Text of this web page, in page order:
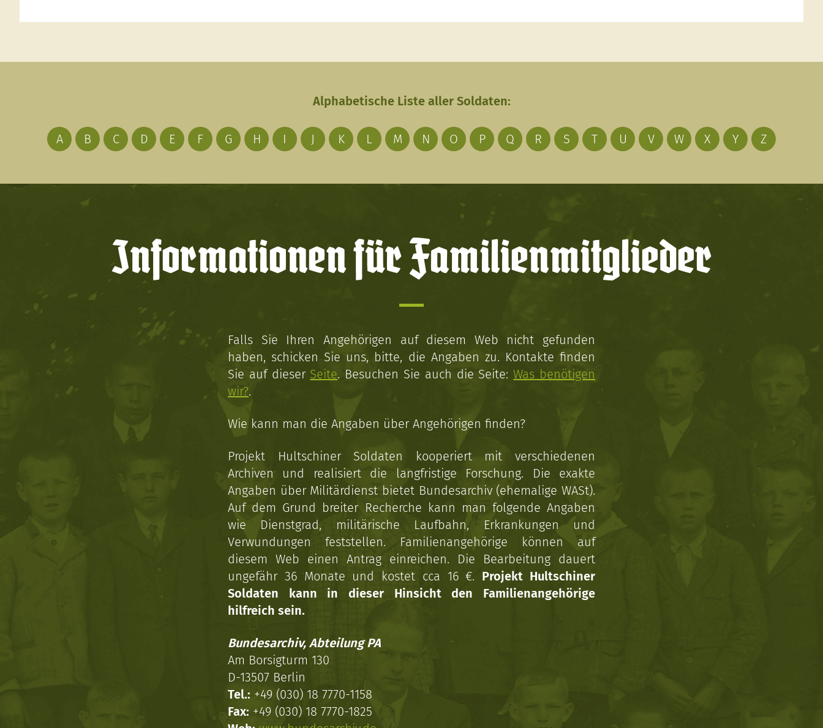
Alphabetische Liste aller Soldaten:
A B C D E F G H I J K L M N O P Q R S T U V W X Y Z
Informationen für Familienmitglieder
Falls Sie Ihren Angehörigen auf diesem Web nicht gefunden
haben, schicken Sie uns, bitte, die Angaben zu. Kontakte finden
Sie auf dieser Seite. Besuchen Sie auch die Seite:Was benötigen
wir?.
Wie kann man die Angaben über Angehörigen finden?
Projekt Hultschiner Soldaten kooperiert mit verschiedenen
Archiven und realisiert die langfristige Forschung. Die exakte
Angaben über Militärdienst bietet Bundesarchiv (ehemalige WASt).
Auf dem Grund breiter Recherche kann man folgende Angaben
wie Dienstgrad, militärische Laufbahn, Erkrankungen und
Verwundungen feststellen. Familienangehörige können auf
diesem Web einen Antrag einreichen. Die Bearbeitung dauert
ungefähr 36 Monate und kostet cca 16 €. Projekt Hultschiner
Soldaten kann in dieser Hinsicht den Familienangehörige
hilfreich sein.
Bundesarchiv, Abteilung PA
Am Borsigturm 130
D-13507 Berlin
Tel.: +49 (030) 18 7770-1158
Fax: +49 (030) 18 7770-1825